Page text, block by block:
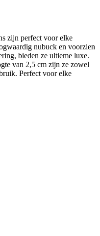
zijn perfect voor elke
nubuck en voorzien
bieden ze ultieme luxe.
van 2,5 cm zijn ze zowel
Perfect voor elke